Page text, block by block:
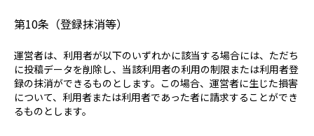
第10条（登録抹消等）
運営者は、利用者が以下のいずれかに該当する場合には、ただち
に投稿データを削除し、当該利用者の利用の制限または利用者登
録の抹消ができるものとします。この場合、運営者に生じた損害
について、利用者または利用者であった者に請求することができ
るものとします。